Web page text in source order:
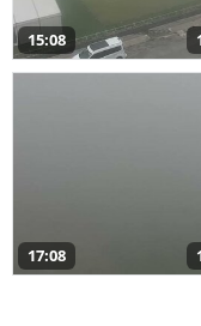
15:08
17:08